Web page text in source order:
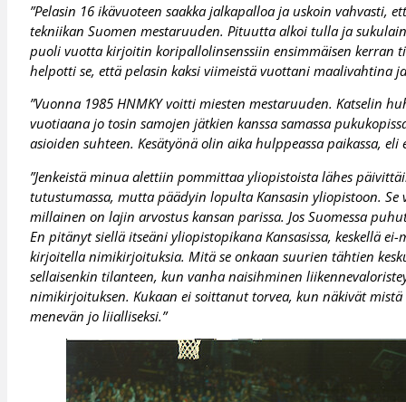
”Pelasin 16 ikävuoteen saakka jalkapalloa ja uskoin
tekniikan Suomen mestaruuden. Pituutta alkoi tulla ja
puoli vuotta kirjoitin koripallolinsenssiin ensimmäisen
helpotti se, että pelasin kaksi viimeistä vuottani maalivahtina
”Vuonna 1985 HNMKY voitti miesten mestaruuden. Katselin
vuotiaana jo tosin samojen jätkien kanssa samassa
asioiden suhteen. Kesätyönä olin aika hulppeassa paikassa,
”Jenkeistä minua alettiin pommittaa yliopistoista lähes
tutustumassa, mutta päädyin lopulta Kansasin yliopistoon.
millainen on lajin arvostus kansan parissa. Jos Suomessa
En pitänyt siellä itseäni yliopistopikana Kansasissa, keskellä
kirjoitella nimikirjoituksia. Mitä se onkaan suurien tähtien
sellaisenkin tilanteen, kun vanha naisihminen
nimikirjoituksen. Kukaan ei soittanut torvea, kun näkivät
menevän jo liialliseksi.”